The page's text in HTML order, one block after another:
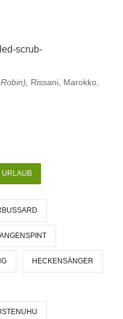
Rissani, Marokko,
URLAUB
HECKENSÄNGER